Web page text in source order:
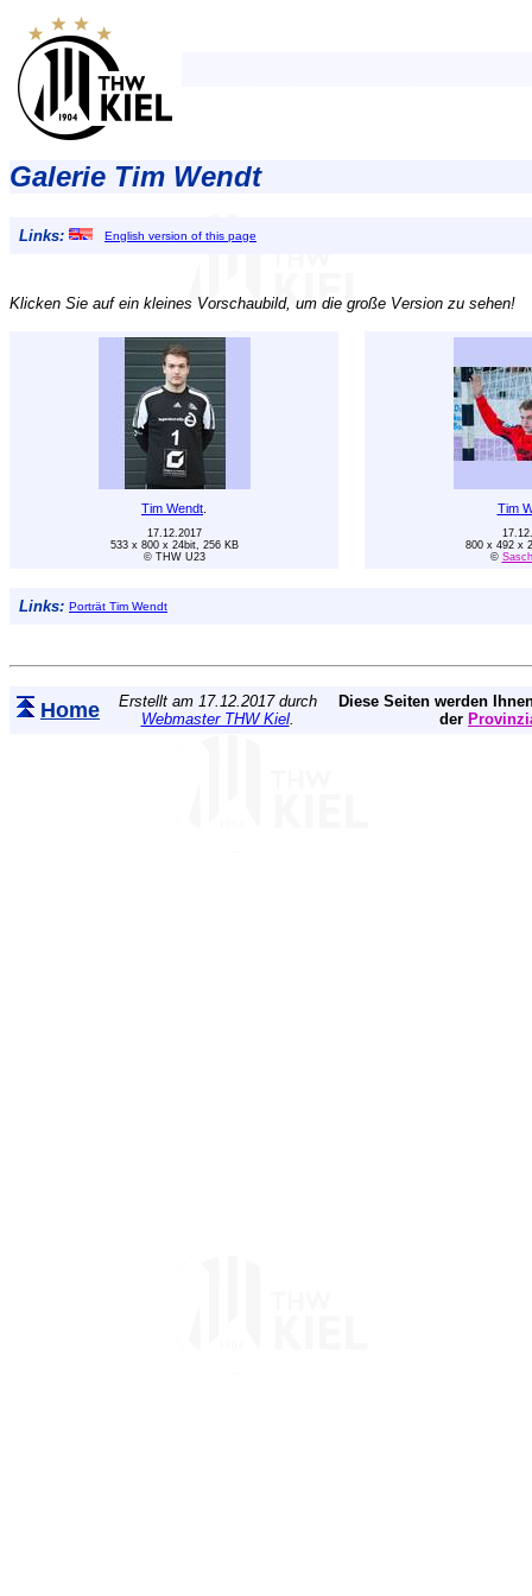
Galerie Tim Wendt
Links: English version of this page
Klicken Sie auf ein kleines Vorschaubild, um die große Version zu sehen!
Tim Wendt Tim
17.12.2017
533 x 800 x 24bit, 256 KB
© THW U23
800 x 492 x
©
Links: Porträt Tim Wendt
Home
Erstellt am 17.12.2017 durch
Webmaster THW Kiel.
Diese Seiten werden
der